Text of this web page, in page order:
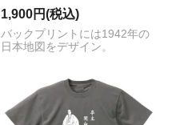
1,900円(税込)
バックプリントには1942年の
日本地図をデザイン。